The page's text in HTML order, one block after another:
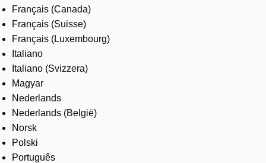
Français (Canada)
Français (Suisse)
Français (Luxembourg)
Italiano
Italiano (Svizzera)
Magyar
Nederlands
Nederlands (België)
Norsk
Polski
Português